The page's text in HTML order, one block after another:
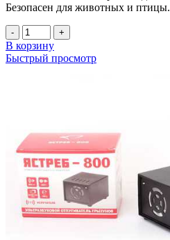
Безопасен для животных и птицы.
Количество
товара
Ультразвуковой
отпугиватель
В корзину
Быстрый просмотр